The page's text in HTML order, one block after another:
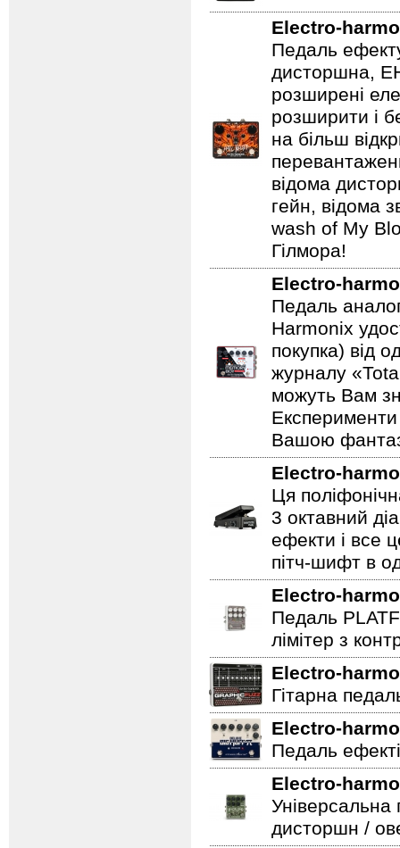
Electro-
Педаль
дисторшна,
розширені
розширити і
на більш
відома
гейн, відома
wash of My
Гілмора!
Electro-
Педаль
Harmonix
покупка) від
журналу
можуть Вам
Вашою
Electro-
Ця
3 октавний
ефекти і все
пітч-шифт в
Electro-
Педаль
лімітер з
Electro-
Гітарна
Electro-
Педаль
Electro-
Універсальна
дисторшн /